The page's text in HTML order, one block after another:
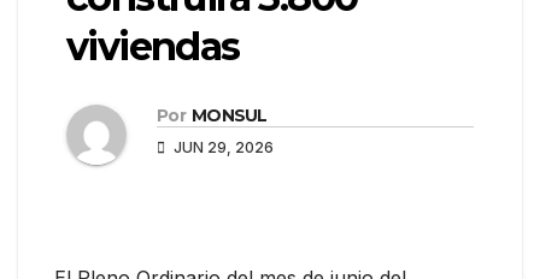
viviendas
Por MONSUL
JUN 29, 2026